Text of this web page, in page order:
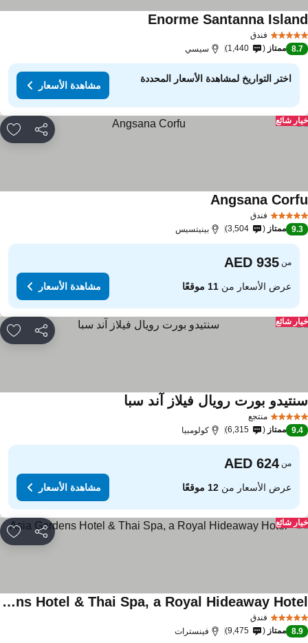
فندق
Enorme Santanna
8.7 ممتاز 1,440 سيسي
اختر التواريخ لمشاهدة الأسعار المحددة
مشاهدة الأسعار
مشاركة
شائع
فندق
Angsana
9.3 ممتاز 3,504 بينيتسيس
من
عرض الأسعار من11 موقعًا مشاهدة الأسعار
مشاركة
شائع
منتجع
بورت رويال فيلاز آند سبا
9.4 ممتاز 6,315 كولومبيا
من
عرض الأسعار من12 موقعًا مشاهدة الأسعار
مشاركة
شائع
فندق
Asia Gardens Hotel & Thai Spa, a Royal Hideaway Hotel
8.9 ممتاز 9,475 فينسترات